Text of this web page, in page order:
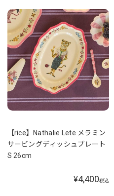
【rice】Nathalie Lete メラミン
サービングディッシュプレート
S 26cm
¥4,400税込